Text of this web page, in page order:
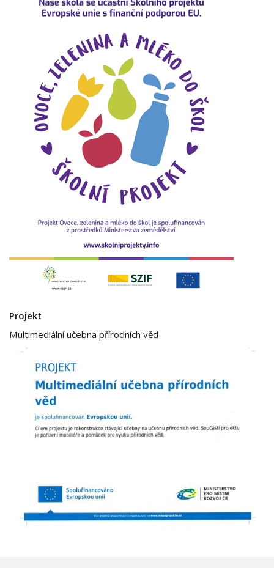
Projekt
Multimediální učebna přírodních věd